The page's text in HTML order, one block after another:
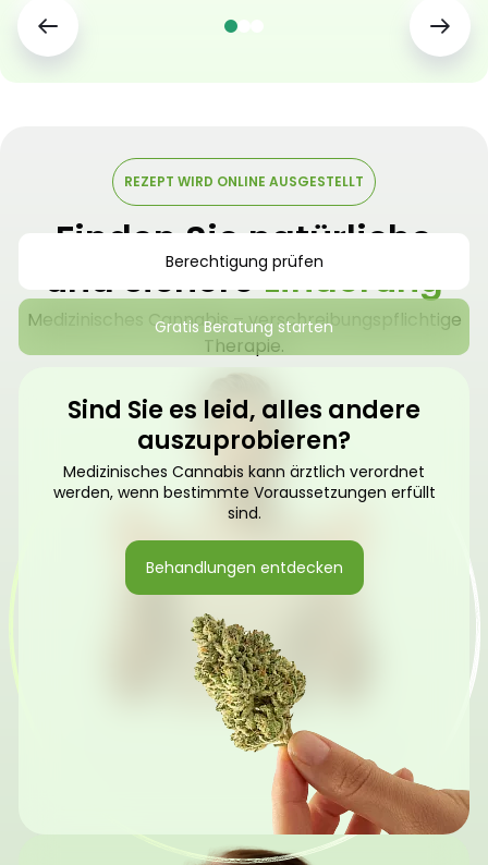
REZEPT WIRD ONLINE AUSGESTELLT
Finden Sie natürliche
und sichereLinderung
Medizinisches Cannabis – verschreibungspflichtige
Therapie.
Berechtigung prüfen
Gratis Beratung starten
Sind Sie es leid, alles andere
auszuprobieren?
Medizinisches Cannabis kann ärztlich verordnet
werden, wenn bestimmte Voraussetzungen erfüllt
sind.
Behandlungen entdecken